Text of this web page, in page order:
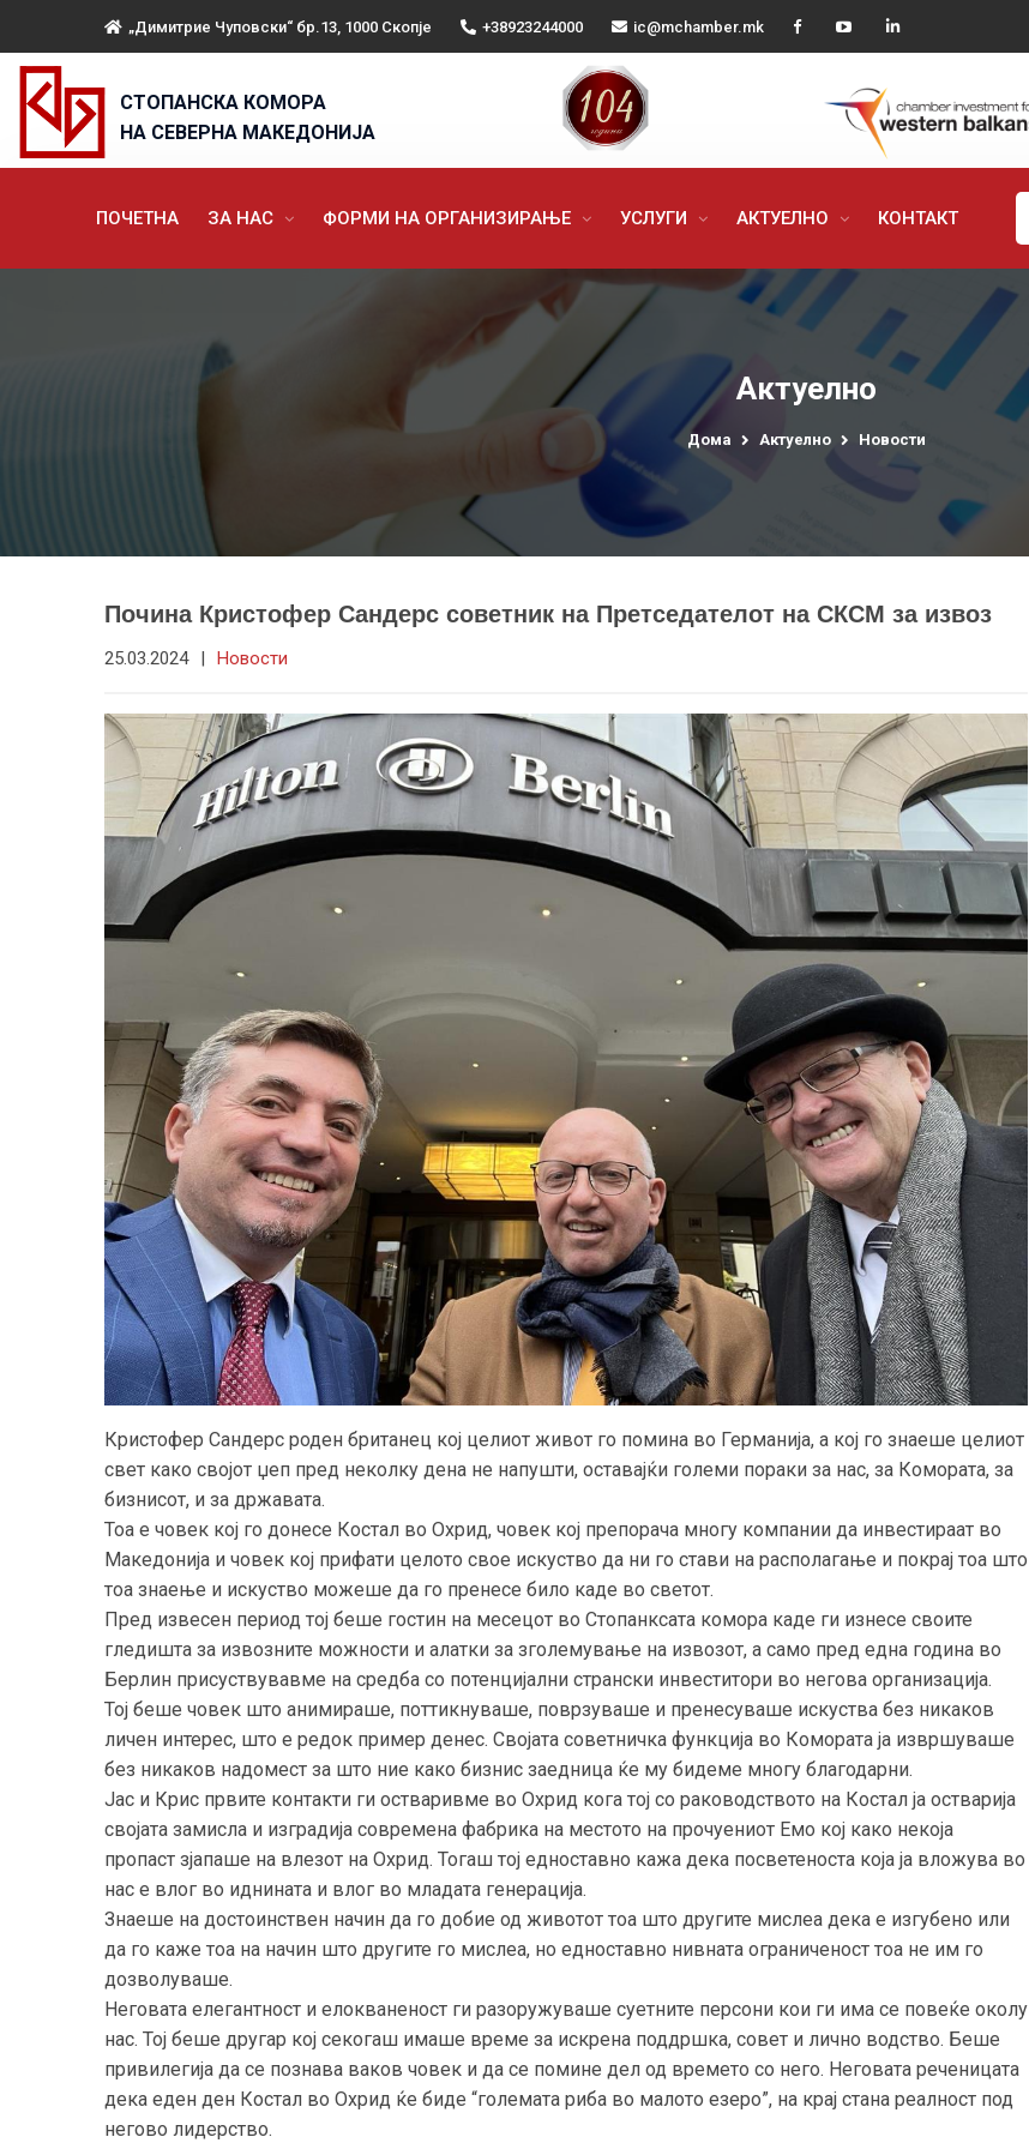
„Димитрие Чуповски“ бр.13, 1000 Скопје +38923244000 ic@mchamber.mk
СТОПАНСКА КОМОРА
НА СЕВЕРНА МАКЕДОНИЈА
ПОЧЕТНА ЗА НАС ФОРМИ НА ОРГАНИЗИРАЊЕ УСЛУГИ АКТУЕЛНО КОНТАКТ
Актуелно
Дома Актуелно Новости
Почина Кристофер Сандерс советник на Претседателот на СКСМ за извоз
25.03.2024 | Новости
Кристофер Сандерс роден британец кој целиот живот го помина во Германија, а кој го знаеше целиот
свет како својот џеп пред неколку дена не напушти, оставајќи големи пораки за нас, за Комората, за
бизнисот, и за државата.
Тоа е човек кој го донесе Костал во Охрид, човек кој препорача многу компании да инвестираат во
Македонија и човек кој прифати целото свое искуство да ни го стави на располагање и покрај тоа што
тоа знаење и искуство можеше да го пренесе било каде во светот.
Пред извесен период тој беше гостин на месецот во Стопанксата комора каде ги изнесе своите
гледишта за извозните можности и алатки за зголемување на извозот, а само пред една година во
Берлин присуствувавме на средба со потенцијални странски инвеститори во негова организација.
Тој беше човек што анимираше, поттикнуваше, поврзуваше и пренесуваше искуства без никаков
личен интерес, што е редок пример денес. Својата советничка функција во Комората ја извршуваше
без никаков надомест за што ние како бизнис заедница ќе му бидеме многу благодарни.
Јас и Крис првите контакти ги остваривме во Охрид кога тој со раководството на Костал ја остварија
својата замисла и изградија современа фабрика на местото на прочуениот Емо кој како некоја
пропаст зјапаше на влезот на Охрид. Тогаш тој едноставно кажа дека посветеноста која ја вложува во
нас е влог во иднината и влог во младата генерација.
Знаеше на достоинствен начин да го добие од животот тоа што другите мислеа дека е изгубено или
да го каже тоа на начин што другите го мислеа, но едноставно нивната ограниченост тоа не им го
дозволуваше.
Неговата елегантност и елокваненост ги разоружуваше суетните персони кои ги има се повеќе околу
нас. Тој беше другар кој секогаш имаше време за искрена поддршка, совет и лично водство. Беше
привилегија да се познава ваков човек и да се помине дел од времето со него. Неговата реченицата
дека еден ден Костал во Охрид ќе биде “големата риба во малото езеро”, на крај стана реалност под
негово лидерство.